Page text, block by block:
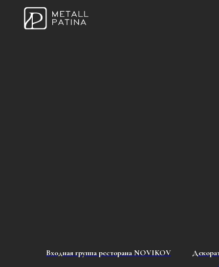
Входная группа ресторана NOVIKOV